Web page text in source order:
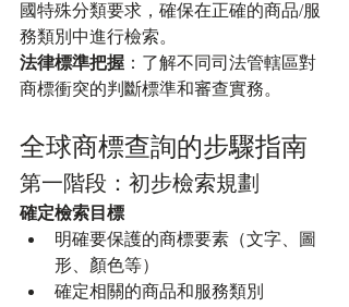
國特殊分類要求，確保在正確的商品/服
務類別中進行檢索。
法律標準把握 ：了解不同司法管轄區對
商標衝突的判斷標準和審查實務。
全球商標查詢的步驟指南
第一階段：初步檢索規劃
確定檢索目標
明確要保護的商標要素（文字、圖
形、顏色等）
確定相關的商品和服務類別